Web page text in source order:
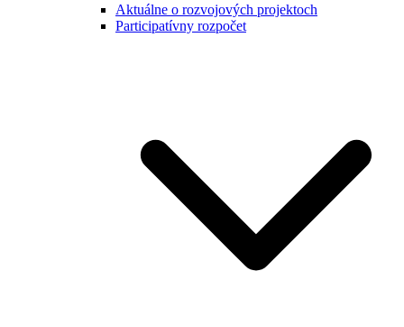
Aktuálne o rozvojových projektoch
Participatívny rozpočet